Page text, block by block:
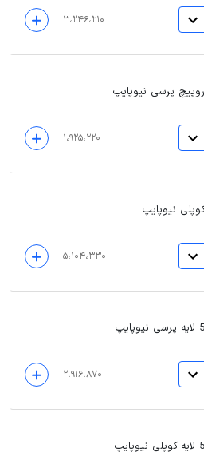
۳،۲۴۶،۲۱۰
۱،۹۲۵،۲۲۰
۵،۱۰۴،۳۳۰
۲،۹۱۶،۸۷۰